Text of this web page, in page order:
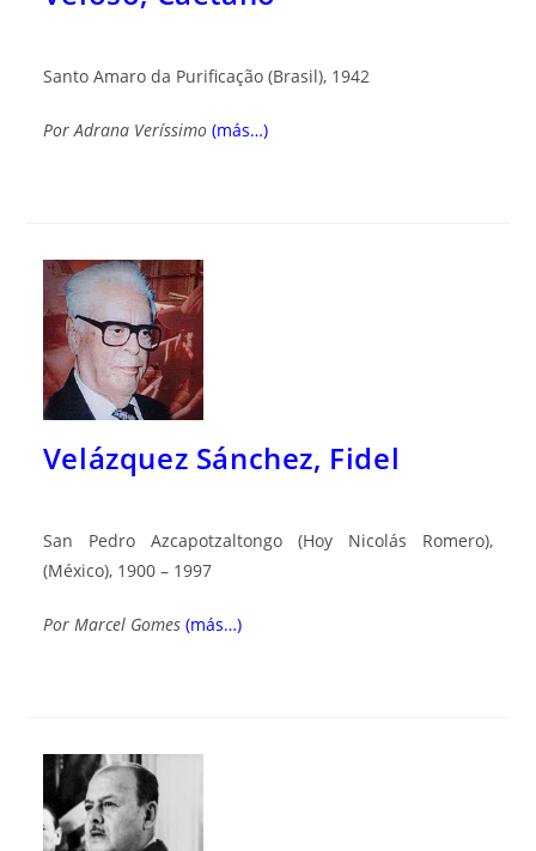
Santo Amaro da Purificação (Brasil), 1942
Por Adrana Veríssimo (más…)
Velázquez Sánchez, Fidel
San Pedro Azcapotzaltongo (Hoy Nicolás Romero),
(México), 1900 – 1997
Por Marcel Gomes (más…)